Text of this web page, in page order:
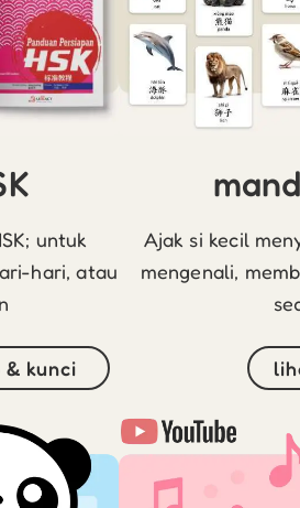
untuk
hari, atau
& kunci
Ajak si kecil
mengenali,